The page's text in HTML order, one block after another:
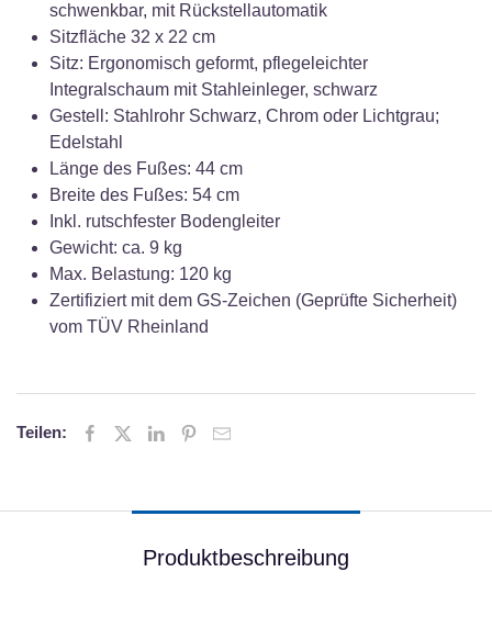
schwenkbar, mit Rückstellautomatik
Sitzfläche 32 x 22 cm
Sitz: Ergonomisch geformt, pflegeleichter
Integralschaum mit Stahleinleger, schwarz
Gestell: Stahlrohr Schwarz, Chrom oder Lichtgrau;
Edelstahl
Länge des Fußes: 44 cm
Breite des Fußes: 54 cm
Inkl. rutschfester Bodengleiter
Gewicht: ca. 9 kg
Max. Belastung: 120 kg
Zertifiziert mit dem GS-Zeichen (Geprüfte Sicherheit)
vom TÜV Rheinland
Teilen:
Produktbeschreibung